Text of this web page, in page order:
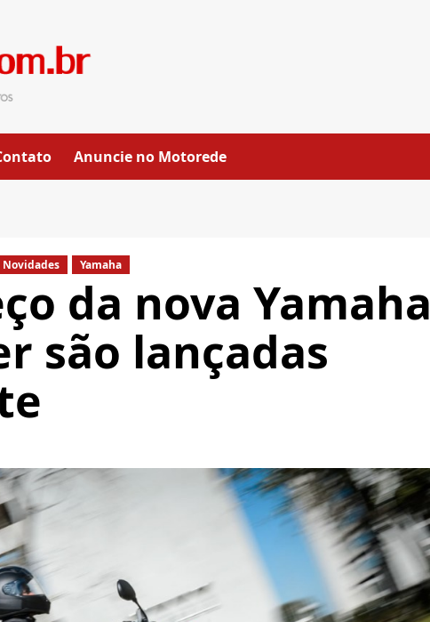
Anuncie no Motorede
Novidades Yamaha
da nova Yamaha
são lançadas